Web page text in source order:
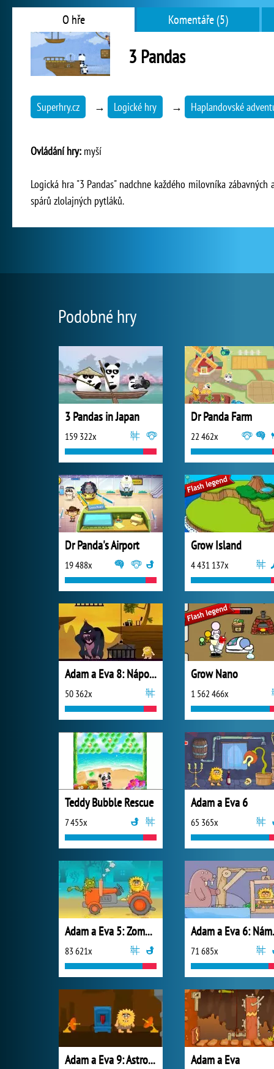
O hře Komentáře (5)
3 Pandas
Superhry.cz → Logické hry → Haplandovské
Ovládání hry: myší
Logická hra "3 Pandas" nadchne každého milovníka
spárů zlolajných pytláků.
Podobné hry
3 Pandas in Japan
159 322x
Dr Panda Farm
22 462x
Dr Panda's Airport
19 488x
Grow Island
4 431 137x
Adam a Eva 8: Nápoj lásky
50 362x
Grow Nano
1 562 466x
Teddy Bubble Rescue
7 455x
Adam a Eva 6
65 365x
Adam a Eva 5: Zombíci
83 621x 71 685x
Adam a Eva 9: Astronaut Adam a Eva